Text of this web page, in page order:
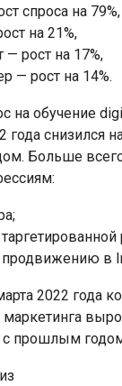
спроса на 79%,
на 21%,
— рост на 17%,
— рост на 14%.
на обучение
года снизился
Больше
продвижению в
2022 года
маркетинга
с прошлым